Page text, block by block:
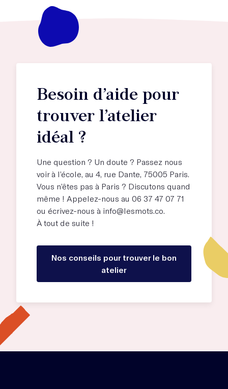
Besoin d’aide pour
trouver l’atelier
idéal ?
Une question ? Un doute ? Passez nous
voir à l’école, au 4, rue Dante, 75005 Paris.
Vous n’êtes pas à Paris ? Discutons quand
même ! Appelez-nous au 06 37 47 07 71
ou écrivez-nous à info@lesmots.co.
À tout de suite !
Nos conseils pour trouver le bon
atelier